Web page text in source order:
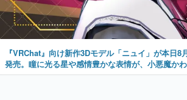
『VRChat』向け新作3Dモデル「ニュイ」が本日8
発売。瞳に光る星や感情豊かな表情が、小悪魔か